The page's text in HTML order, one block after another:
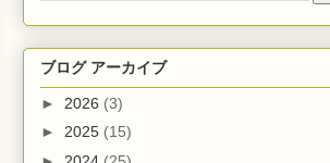
ブログ アーカイブ
► 2026 (3)
► 2025 (15)